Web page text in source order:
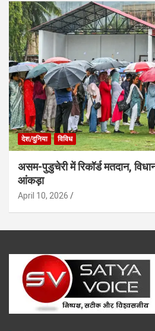
देश/दुनिया विविध
असम-पुडुचेरी में रिकॉर्ड मतदान,
आंकड़ा
April 10, 2026